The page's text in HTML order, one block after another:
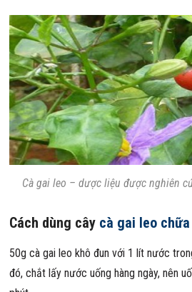
Cà gai leo – dược liệu được nghiên
Cách dùng cây cà gai leo
50g cà gai leo khô đun với 1 lít nước
đó, chắt lấy nước uống hàng ngày, nên